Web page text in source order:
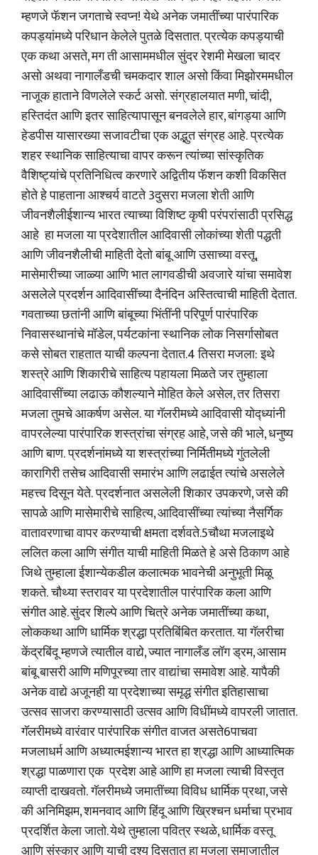
म्हणजे फॅशन जगताचे स्वप्न! येथे अनेक जमातींच्या पारंपारिक
कपड्यांमध्ये परिधान केलेले पुतळे दिसतात. प्रत्येक कपड्याची
एक कथा असते, मग ती आसाममधील सुंदर रेशमी मेखला चादर
असो अथवा नागालँडची चमकदार शाल असो किंवा मिझोरममधील
नाजूक हाताने विणलेले स्कर्ट असो. संग्रहालयात मणी, चांदी,
हस्तिदंत आणि इतर साहित्यापासून बनवलेले हार, बांगड्या आणि
हेडपीस यासारख्या सजावटीचा एक अद्भुत संग्रह आहे. प्रत्येक
शहर स्थानिक साहित्याचा वापर करून त्यांच्या सांस्कृतिक
वैशिष्ट्यांचे प्रतिनिधित्व करणारे अद्वितीय फॅशन कशी विकसित
होते हे पाहताना आश्चर्य वाटते 3दुसरा मजला शेती आणि
जीवनशैलीईशान्य भारत त्याच्या विशिष्ट कृषी परंपरांसाठी प्रसिद्ध
आहे हा मजला या प्रदेशातील आदिवासी लोकांच्या शेती पद्धती
आणि जीवनशैलीची माहिती देतो बांबू आणि उसाच्या वस्तू,
मासेमारीच्या जाळ्या आणि भात लागवडीची अवजारे यांचा समावेश
असलेले प्रदर्शन आदिवासींच्या दैनंदिन अस्तित्वाची माहिती देतात.
गवताच्या छतांनी आणि बांबूच्या भिंतींनी परिपूर्ण पारंपारिक
निवासस्थानांचे मॉडेल, पर्यटकांना स्थानिक लोक निसर्गासोबत
कसे सोबत राहतात याची कल्पना देतात.4 तिसरा मजला: इथे
शस्त्रे आणि शिकारीचे साहित्य पहायला मिळते जर तुम्हाला
आदिवासींच्या लढाऊ कौशल्याने मोहित केले असेल, तर तिसरा
मजला तुमचे आकर्षण असेल. या गॅलरीमध्ये आदिवासी योद्ध्यांनी
वापरलेल्या पारंपारिक शस्त्रांचा संग्रह आहे, जसे की भाले, धनुष्य
आणि बाण. प्रदर्शनांमध्ये या शस्त्रांच्या निर्मितीमध्ये गुंतलेली
कारागिरी तसेच आदिवासी समारंभ आणि लढाईत त्यांचे असलेले
महत्त्व दिसून येते. प्रदर्शनात असलेली शिकार उपकरणे, जसे की
सापळे आणि मासेमारीचे साहित्य, आदिवासींच्या त्यांच्या नैसर्गिक
वातावरणाचा वापर करण्याची क्षमता दर्शवते.5चौथा मजलाइथे
ललित कला आणि संगीत याची माहिती मिळते हे असे ठिकाण आहे
जिथे तुम्हाला ईशान्येकडील कलात्मक भावनेची अनुभूती मिळू
शकते. चौथ्या स्तरावर या प्रदेशातील पारंपारिक कला आणि
संगीत आहे. सुंदर शिल्पे आणि चित्रे अनेक जमातींच्या कथा,
लोककथा आणि धार्मिक श्रद्धा प्रतिबिंबित करतात. या गॅलरीचा
केंद्रबिंदू म्हणजे त्यातील वाद्ये, ज्यात नागालँड लॉग ड्रम, आसाम
बांबू बासरी आणि मणिपूरच्या तार वाद्यांचा समावेश आहे. यापैकी
अनेक वाद्ये अजूनही या प्रदेशाच्या समृद्ध संगीत इतिहासाचा
उत्सव साजरा करण्यासाठी उत्सव आणि विधींमध्ये वापरली जातात.
गॅलरीमध्ये वारंवार पारंपारिक संगीत वाजत असते6पाचवा
मजलाधर्म आणि अध्यात्मईशान्य भारत हा श्रद्धा आणि आध्यात्मिक
श्रद्धा पाळणारा एक प्रदेश आहे आणि हा मजला त्याची विस्तृत
व्याप्ती दाखवतो. गॅलरीमध्ये जमातींच्या विविध धार्मिक प्रथा, जसे
की अनिमिझम, शमनवाद आणि हिंदू आणि ख्रिश्चन धर्माचा प्रभाव
प्रदर्शित केला जातो. येथे तुम्हाला पवित्र स्थळे, धार्मिक वस्तू